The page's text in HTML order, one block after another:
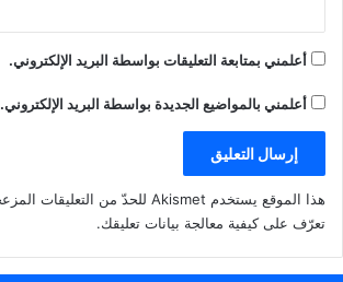
أعلمني بمتابعة التعليقات بواسطة البريد الإلكتروني.
أعلمني بالمواضيع الجديدة بواسطة البريد الإلكتروني.
هذا الموقع يستخدم Akismet للحدّ من التعليقات المزعجة والغير مرغوبة.
تعرّف على كيفية معالجة بيانات تعليقك.